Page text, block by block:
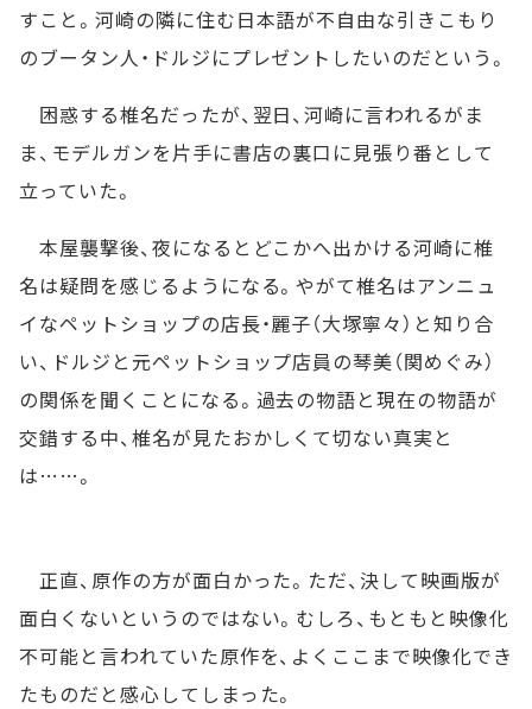
すこと。河崎の隣に住む日本語が不自由な引きこもり
のブータン人・ドルジにプレゼントしたいのだという。
困惑する椎名だったが、翌日、河崎に言われるがま
ま、モデルガンを片手に書店の裏口に見張り番として
立っていた。
本屋襲撃後、夜になるとどこかへ出かける河崎に椎
名は疑問を感じるようになる。やがて椎名はアンニュ
イなペットショップの店長・麗子（大塚寧々）と知り合
い、ドルジと元ペットショップ店員の琴美（関めぐみ）
の関係を聞くことになる。過去の物語と現在の物語が
交錯する中、椎名が見たおかしくて切ない真実と
は……。
正直、原作の方が面白かった。ただ、決して映画版が
面白くないというのではない。むしろ、もともと映像化
不可能と言われていた原作を、よくここまで映像化でき
たものだと感心してしまった。